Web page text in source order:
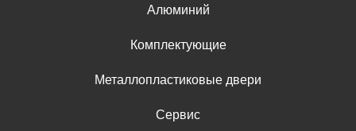
Алюминий
Комплектующие
Металлопластиковые двери
Сервис